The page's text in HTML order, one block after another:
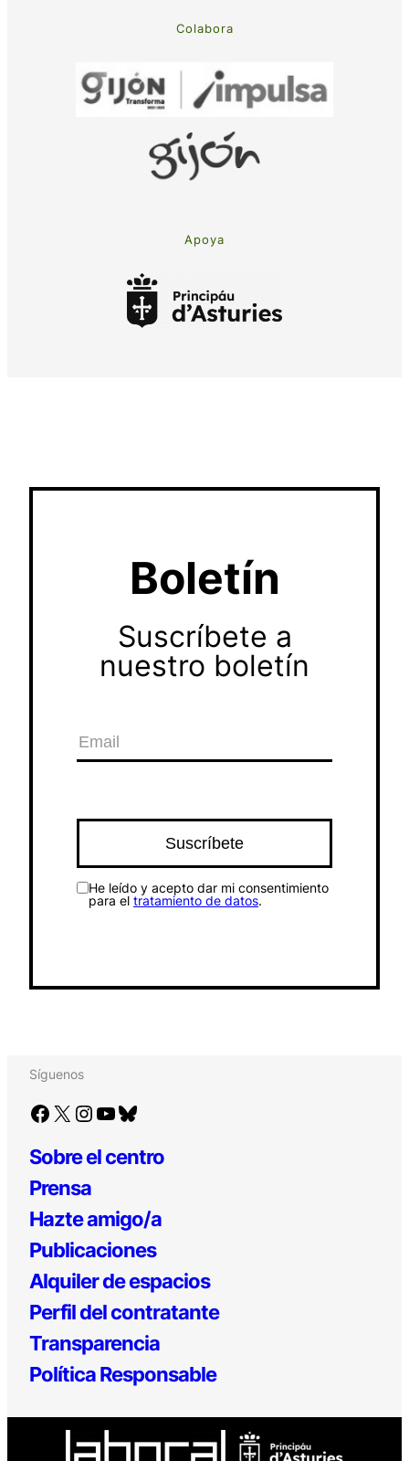
Colabora
Apoya
Boletín
Suscríbete a
nuestro boletín
He leído y acepto dar mi consentimiento
para el tratamiento de datos.
Síguenos
Facebook X Instagram YouTube Bluesky
Sobre el centro
Prensa
Hazte amigo/a
Publicaciones
Alquiler de espacios
Perfil del contratante
Transparencia
Política Responsable